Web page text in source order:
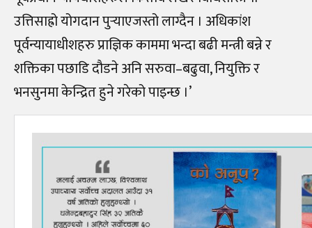
उत्तिसाह्रो योगदान पुर्‍याएजस्तो लाग्दैन । अधिकांश
पूर्वन्यायाधीशहरु प्राज्ञिक काममा भन्दा बढी मन्त्री बन्ने र
शक्तिका पछाडि दौडने अनि सरुवा–बढुवा, नियुक्ति र
भनसुनमा केन्द्रित हुने गरेको पाइन्छ ।’